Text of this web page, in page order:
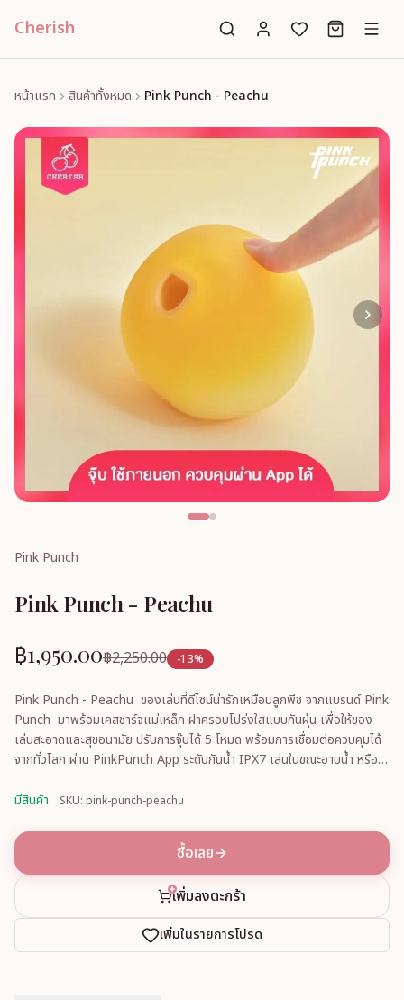
Cherish
หน้าแรก สินค้าทั้งหมด Pink Punch - Peachu
Pink Punch
Pink Punch - Peachu
฿1,950.00฿2,250.00 -13%
Pink Punch - Peachu ของเล่นที่ดีไซน์น่ารักเหมือนลูกพีช จากแบรนด์ Pink
Punch มาพร้อมเคสชาร์จแม่เหล็ก ฝาครอบโปร่งใสแบบกันฝุ่น เพื่อให้ของ
เล่นสะอาดและสุขอนามัย ปรับการจุ๊บได้ 5 โหมด พร้อมการเชื่อมต่อควบคุมได้
จากทั่วโลก ผ่าน PinkPunch App ระดับกันน้ำ IPX7 เล่นในขณะอาบน้ำ หรือ
มีสินค้า
SKU: pink-punch-peachu
ซื้อเลย
เพิ่มลงตะกร้า
เพิ่มในรายการโปรด